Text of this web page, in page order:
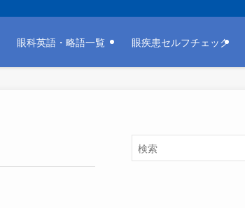
眼科英語・略語一覧 眼疾患セルフチェック